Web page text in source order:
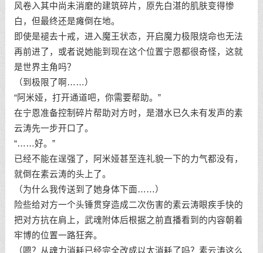
风卷入其中尚未消磨的建筑碎片，原先白湛的肌肤变得惨
白，但最终还是瘫倒在地。
即使是褪去十戒，进入魔王状态，开启魔力极限烧命也无法
再前进了，或者说她能到现在这个位置宁恩都很奇怪，这就
是世界主角吗？
（到极限了啊……）
“阿米娅，打开通道吧，你需要帮助。”
在宁恩准备控制碎片帮助对方时，是潜水已久未有发声的素
云涛先一步开口了。
“……好。”
已经不能在逞强了，阿米娅甚至连礼貌一下的力气都没有，
就倒在素云涛的头上了。
（为什么我传送到了她身体下面……）
险些给对方一个头锤贯穿造成二次伤害的素云涛眼疾手快的
把对方抗在肩上，武魂附体后根据之前直播看到的内容朝着
牢博的位置一路狂奔。
（嗯？从魂力消耗已经完全改成以太消耗了吗？素云涛这么